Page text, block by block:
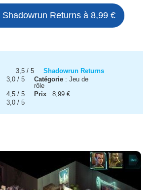
Returns à 8,99 €
3,5 / 5
Shadowrun Returns
3,0 / 5 Catégorie : Jeu de
rôle
4,5 / 5 Prix : 8,99 €
3,0 / 5